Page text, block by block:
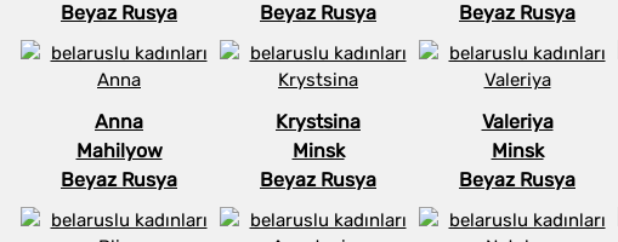
Beyaz Rusya
Beyaz Rusya
Beyaz Rusya
Anna
Mahilyow
Beyaz Rusya
Krystsina
Minsk
Beyaz Rusya
Valeriya
Minsk
Beyaz Rusya